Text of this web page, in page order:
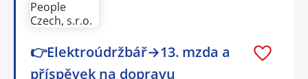
👉Elektroúdržbář→13. mzda a
příspěvek na dopravu